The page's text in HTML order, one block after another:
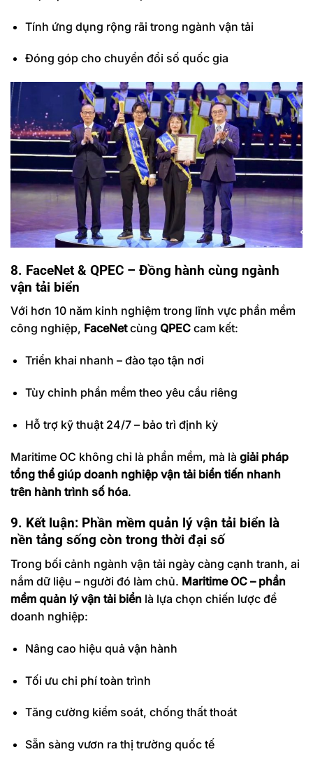
Tính ứng dụng rộng rãi trong ngành vận tải
Đóng góp cho chuyển đổi số quốc gia
8. FaceNet & QPEC – Đồng hành cùng ngành
vận tải biển
Với hơn 10 năm kinh nghiệm trong lĩnh vực phần mềm
công nghiệp, FaceNetcùng QPEC cam kết:
Triển khai nhanh – đào tạo tận nơi
Tùy chỉnh phần mềm theo yêu cầu riêng
Hỗ trợ kỹ thuật 24/7 – bảo trì định kỳ
Maritime OC không chỉ là phần mềm, mà là giải pháp
tổng thể giúp doanh nghiệp vận tải biển tiến nhanh
trên hành trình số hóa.
9. Kết luận: Phần mềm quản lý vận tải biển là
nền tảng sống còn trong thời đại số
Trong bối cảnh ngành vận tải ngày càng cạnh tranh, ai
nắm dữ liệu – người đó làm chủ. Maritime OC – phần
mềm quản lý vận tải biển là lựa chọn chiến lược để
doanh nghiệp:
Nâng cao hiệu quả vận hành
Tối ưu chi phí toàn trình
Tăng cường kiểm soát, chống thất thoát
Sẵn sàng vươn ra thị trường quốc tế